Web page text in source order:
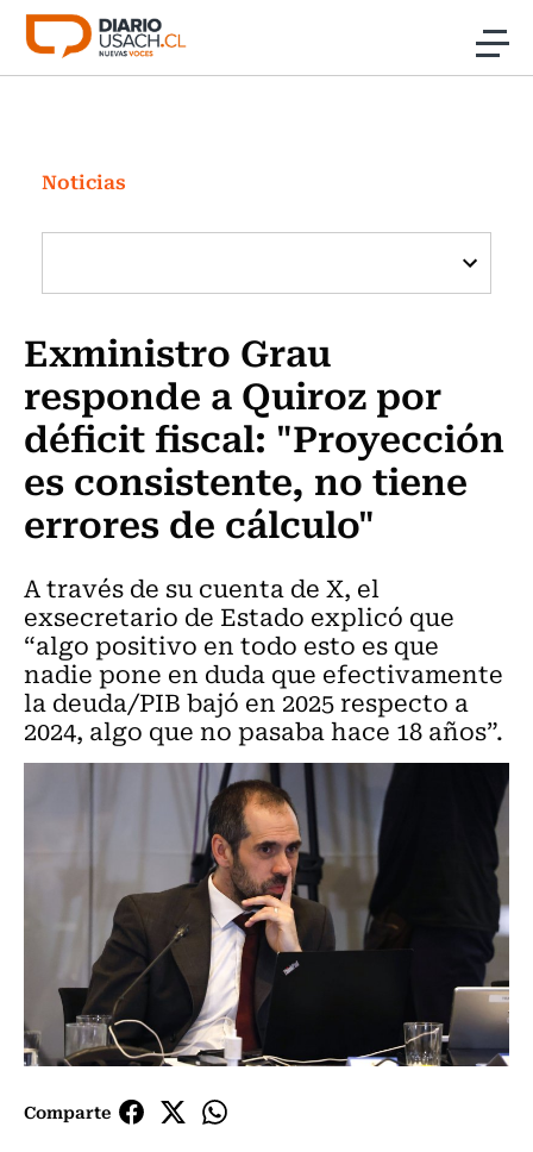
Click acá para ir directamente al contenido
Investigación
Cultura
Programas Radio y TV Usach
Noticias
Exministro Grau
responde a Quiroz por
déficit fiscal: "Proyección
es consistente, no tiene
errores de cálculo"
A través de su cuenta de X, el
exsecretario de Estado explicó que
“algo positivo en todo esto es que
nadie pone en duda que efectivamente
la deuda/PIB bajó en 2025 respecto a
2024, algo que no pasaba hace 18 años”.
Comparte